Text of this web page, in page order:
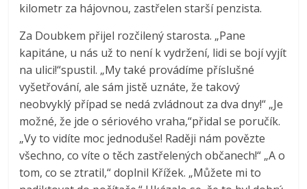
kilometr za hájovnou, zastřelen starší penzista.
Za Doubkem přijel rozčilený starosta. „Pane
kapitáne, u nás už to není k vydržení, lidi se bojí vyjít
na ulici!“spustil. „My také provádíme příslušné
vyšetřování, ale sám jistě uznáte, že takový
neobvyklý případ se nedá zvládnout za dva dny!“ „Je
možné, že jde o sériového vraha,“přidal se poručík.
„Vy to vidíte moc jednoduše! Raději nám povězte
všechno, co víte o těch zastřelených občanech!“ „A o
tom, co se ztratil,“ doplnil Křížek. „Můžete mi to